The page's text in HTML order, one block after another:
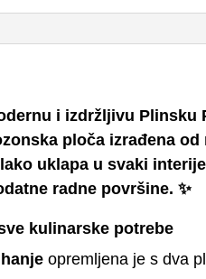
i izdržljivu Plinsku
ploča izrađena
uklapa u svaki
radne površine. ✨
kulinarske potrebe
opremljena je s dva